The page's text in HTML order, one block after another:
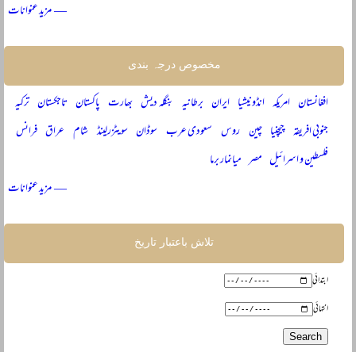
— مزید عنوانات
مخصوص درجہ بندی
افغانستان امریکہ انڈونیشیا ایران برطانیہ بنگلہ دیش بھارت پاکستان تاجکستان ترکیہ
جنوبی افریقہ چیچنیا چین روس سعودی عرب سوڈان سویٹزرلینڈ شام عراق فرانس
فلسطین و اسرائیل مصر میانمار برما
— مزید عنوانات
تلاش باعتبار تاریخ
ابتدائی
انتہائی